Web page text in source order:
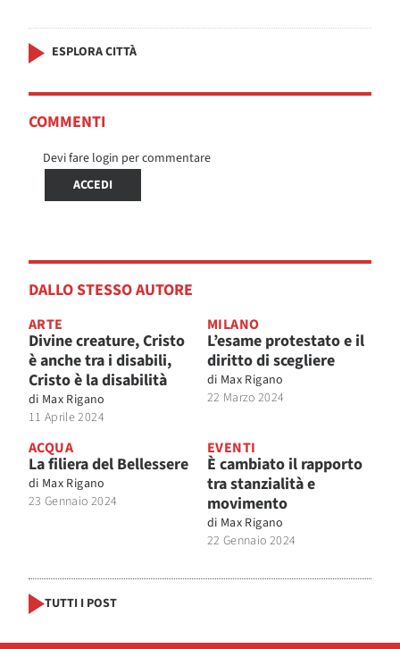
ESPLORA CITTÀ
COMMENTI
Devi fare login per commentare
ACCEDI
DALLO STESSO AUTORE
ARTE
Divine creature, Cristo
è anche tra i disabili,
Cristo è la disabilità
di Max Rigano
11 Aprile 2024
MILANO
L’esame protestato e il
diritto di scegliere
di Max Rigano
22 Marzo 2024
ACQUA
La filiera del Bellessere
di Max Rigano
23 Gennaio 2024
EVENTI
È cambiato il rapporto
tra stanzialità e
movimento
di Max Rigano
22 Gennaio 2024
TUTTI I POST